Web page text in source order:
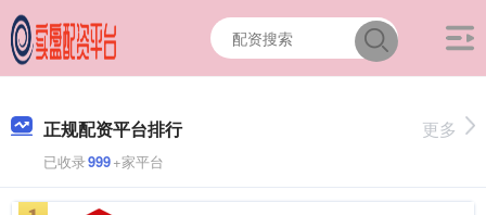
正规配资平台排行
已收录999+家平台
更多